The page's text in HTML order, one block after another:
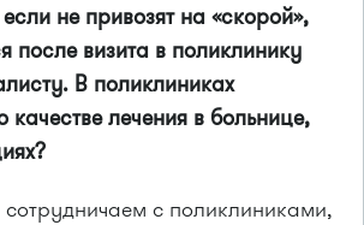
не привозят на «скорой»,
после визита в поликлинику
В поликлиниках
лечения в больнице,
с поликлиниками,